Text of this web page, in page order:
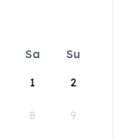
Sa
Su
1
2
8 9